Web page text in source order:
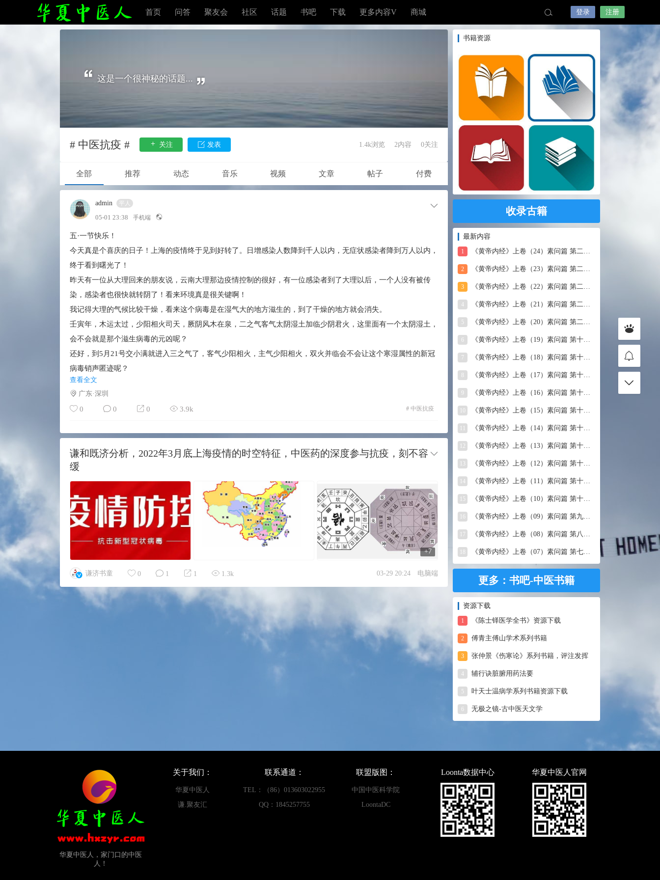
首页 问答 聚友会 社区 话题 书吧 下载 更多内容V 商城 登录 注册
书籍资源
收录古籍
最新内容
1 《黄帝内经》上卷（24）素问篇 第二十四篇 血气形志篇第
2 《黄帝内经》上卷（23）素问篇 第二十三篇 宣明五气
3 《黄帝内经》上卷（22）素问篇 第二十二篇 藏气法时论
4 《黄帝内经》上卷（21）素问篇 第二十一篇 经脉别论
5 《黄帝内经》上卷（20）素问篇 第二十篇 三部九候论
6 《黄帝内经》上卷（19）素问篇 第十九篇 玉机真藏论
7 《黄帝内经》上卷（18）素问篇 第十八篇 平人气象论
《黄帝内经》上卷（17）素问篇 第十七篇 脉要精微论
9 《黄帝内经》上卷（16）素问篇 第十六篇 诊要经终论
《黄帝内经》上卷（15）素问篇 第十五篇 玉版论要
《黄帝内经》上卷（14）素问篇 第十四篇 汤液醪醴论
12 《黄帝内经》上卷（13）素问篇 第十三篇 移精变气论
13 《黄帝内经》上卷（12）素问篇 第十二篇 异法方宜论
14 《黄帝内经》上卷（11）素问篇 第十一篇 五藏别论
15 《黄帝内经》上卷（10）素问篇 第十篇 五藏生成
16 《黄帝内经》上卷（09）素问篇 第九篇 六节藏象论
17 《黄帝内经》上卷（08）素问篇 第八篇 灵兰秘典论
《黄帝内经》上卷（07）素问篇 第七篇 阴阳别论
更多：书吧-中医书籍
资源下载
1 《陈士铎医学全书》资源下载
2 傅青主傅山学术系列书籍
3 张仲景《伤寒论》系列书籍，评注发挥
4 辅行诀脏腑用药法要
5 叶天士温病学系列书籍资源下载
6 无极之镜-古中医天文学
这是一个很神秘的话题...
# 中医抗疫 # 关注 发表 1.4k浏览 2内容 0关注
全部 推荐 动态 音乐 视频 文章 帖子 付费
admin 平人
05-01 23:38 手机端
五·一节快乐！
今天真是个喜庆的日子！上海的疫情终于见到好转了。日增感染人数降到千人以内，无症状感染者降到万人以内，
终于看到曙光了！
昨天有一位从大理回来的朋友说，云南大理那边疫情控制的很好，有一位感染者到了大理以后，一个人没有被传
染，感染者也很快就转阴了！看来环境真是很关键啊！
我记得大理的气候比较干燥，看来这个病毒是在湿气大的地方滋生的，到了干燥的地方就会消失。
壬寅年，木运太过，少阳相火司天，厥阴风木在泉，二之气客气太阴湿土加临少阴君火，这里面有一个太阴湿土，
会不会就是那个滋生病毒的元凶呢？
还好，到5月21号交小满就进入三之气了，客气少阳相火，主气少阳相火，双火并临会不会让这个寒湿属性的新冠
病毒销声匿迹呢？
期盼着新冠病毒早日销声匿迹！
共同努力、严防死守、战胜病毒，让我们的生活早日回归平静！
祝大家五一节快乐！
四月初一
甲辰月甲寅日
查看全文
广东·深圳
0 0 0 3.9k # 中医抗疫
谦和既济分析，2022年3月底上海疫情的时空特征，中医药的深度参与抗疫，刻不容
缓
+7
谦济书童 0 1 1 1.3k 03-29 20:24 电脑端
华夏中医人，家门口的中医
人！
关于我们：
华夏中医人
谦.聚友汇
联系通道：
TEL：（86）013603022955
QQ：1845257755
联盟版图：
中国中医科学院
LoontaDC
Loonta数据中心 华夏中医人官网